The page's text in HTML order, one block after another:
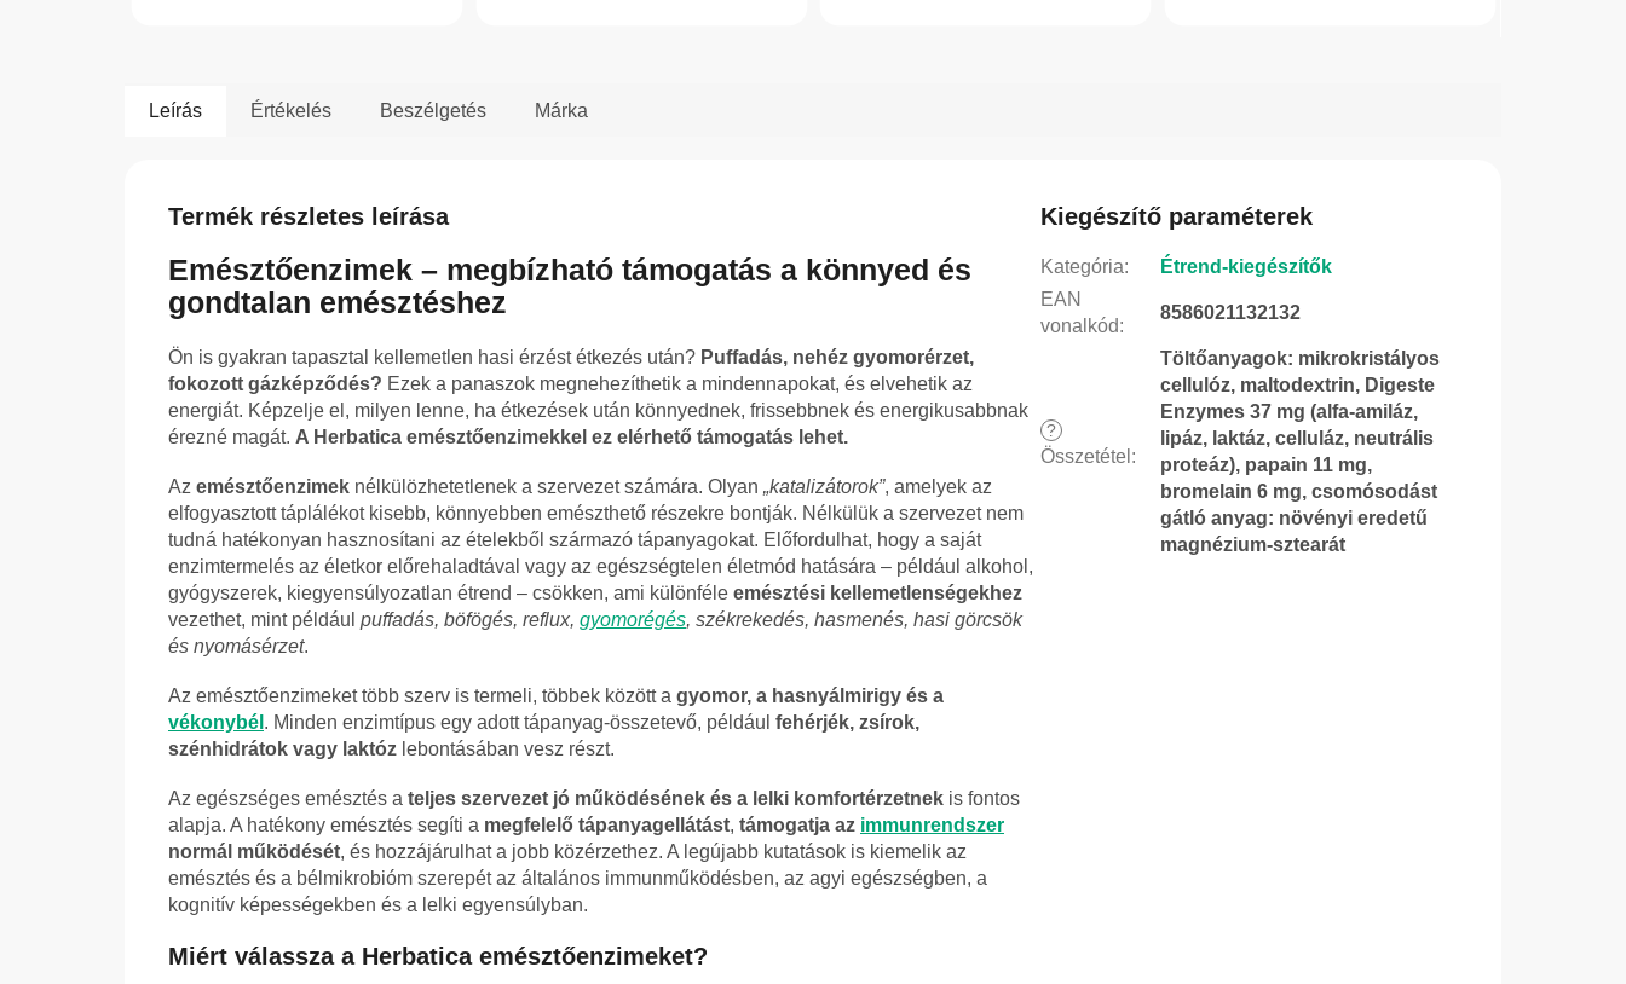
Leírás Értékelés Beszélgetés Márka
Termék részletes leírása
Emésztőenzimek – megbízható támogatás a könnyed és
gondtalan emésztéshez
Ön is gyakran tapasztal kellemetlen hasi érzést étkezés után? Puffadás, nehéz gyomorérzet,
fokozott gázképződés? Ezek a panaszok megnehezíthetik a mindennapokat, és elvehetik az
energiát. Képzelje el, milyen lenne, ha étkezések után könnyednek, frissebbnek és energikusabbnak
érezné magát. A Herbatica emésztőenzimekkel ez elérhető támogatás lehet.
Az emésztőenzimek nélkülözhetetlenek a szervezet számára. Olyan „katalizátorok”, amelyek az
elfogyasztott táplálékot kisebb, könnyebben emészthető részekre bontják. Nélkülük a szervezet nem
tudná hatékonyan hasznosítani az ételekből származó tápanyagokat. Előfordulhat, hogy a saját
enzimtermelés az életkor előrehaladtával vagy az egészségtelen életmód hatására – például alkohol,
gyógyszerek, kiegyensúlyozatlan étrend – csökken, ami különféle emésztési kellemetlenségekhez
vezethet, mint például puffadás, böfögés, reflux, gyomorégés, székrekedés, hasmenés, hasi görcsök
és nyomásérzet.
Az emésztőenzimeket több szerv is termeli, többek között a gyomor, a hasnyálmirigy és a
vékonybél . Minden enzimtípus egy adott tápanyag-összetevő, például fehérjék, zsírok,
szénhidrátok vagy laktóz lebontásában vesz részt.
Az egészséges emésztés a teljes szervezet jó működésének és a lelki komfortérzetnek is fontos
alapja. A hatékony emésztés segíti a megfelelő tápanyagellátást, támogatja az immunrendszer
normál működését, és hozzájárulhat a jobb közérzethez. A legújabb kutatások is kiemelik az
emésztés és a bélmikrobióm szerepét az általános immunműködésben, az agyi egészségben, a
kognitív képességekben és a lelki egyensúlyban.
Miért válassza a Herbatica emésztőenzimeket?
Kiegészítő paraméterek
Kategória:
Étrend-kiegészítők
EAN
vonalkód:
8586021132132
?
Összetétel :
Töltőanyagok: mikrokristályos
cellulóz, maltodextrin, Digeste
Enzymes 37 mg (alfa-amiláz,
lipáz, laktáz, celluláz, neutrális
proteáz), papain 11 mg,
bromelain 6 mg, csomósodást
gátló anyag: növényi eredetű
magnézium-sztearát